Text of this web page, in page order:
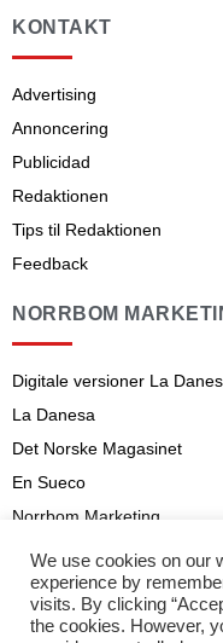
KONTAKT
Advertising
Annoncering
Publicidad
Redaktionen
Tips til Redaktionen
Feedback
NORRBOM
Digitale versioner La
La Danesa
Det Norske Magasinet
En Sueco
Norrbom Marketing
Aviso legal
Abonnementsvilkår
We use cookies on our
experience by
visits. By clicking
the cookies. However,